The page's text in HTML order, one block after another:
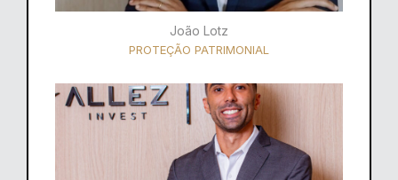
João Lotz
PROTEÇÃO PATRIMONIAL